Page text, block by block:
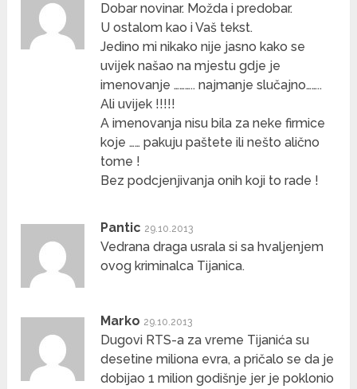
Dobar novinar. Možda i predobar.
U ostalom kao i Vaš tekst.
Jedino mi nikako nije jasno kako se
uvijek našao na mjestu gdje je
imenovanje ……….. najmanje slučajno……..
Ali uvijek !!!!!
A imenovanja nisu bila za neke firmice
koje …… pakuju paštete ili nešto alično
tome !
Bez podcjenjivanja onih koji to rade !
Pantic 29.10.2013
Vedrana draga usrala si sa hvaljenjem
ovog kriminalca Tijanica.
Marko 29.10.2013
Dugovi RTS-a za vreme Tijanića su
desetine miliona evra, a pričalo se da je
dobijao 1 milion godišnje jer je poklonio